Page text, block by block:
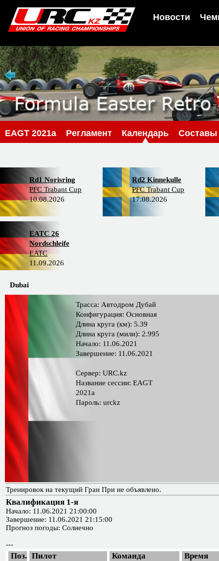
Новости
EAGT 2021a Регламент Календарь Составы
Rd1 Norisring
PFC Trabant Cup
10.08.2026
Rd2 Kinnekulle
PFC Trabant Cup
17.08.2026
EATC 26
Nordschleife
EATC
11.09.2026
Dubai
Трасса: Автодром Дубай
Конфигурация: Основная
Длина круга (км): 5.39
Длина круга (мили): 2.995
Начало: 11.06.2021
Завершение: 11.06.2021
Сервер: URC.kz
Название сессии: EAGT
2021a
Пароль: urckz
Тренировок на текущий Гран При не объявлено.
Квалификация 1-я
Начало: 11.06.2021 21:00:00
Завершение: 11.06.2021 21:15:00
Прогноз погоды: Солнечно
---
Поз. Пилот Команда Время